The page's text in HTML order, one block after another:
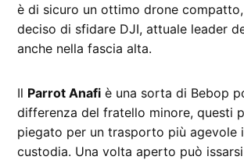
è di sicuro un ottimo drone
deciso di sfidare DJI, attuale leader
anche nella fascia alta.
Il Parrot Anafi è una sorta di Bebop
differenza del fratello minore, questi
piegato per un trasporto più agevole
custodia. Una volta aperto può